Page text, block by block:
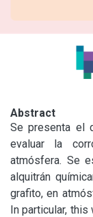
Abstract
Se presenta el
evaluar la
atmósfera. Se
alquitrán
grafito, en
Los materiales
In particular,